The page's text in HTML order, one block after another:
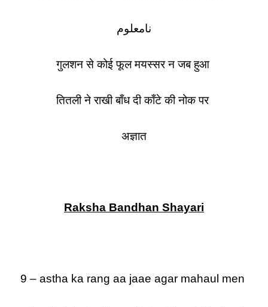
نامعلوم
गुलशन से कोई फूल मयस्सर न जब हुआ
तितली ने राखी बाँध दी काँटे की नोक पर
अज्ञात
Raksha Bandhan Shayari
9 – astha ka rang aa jaae agar mahaul men